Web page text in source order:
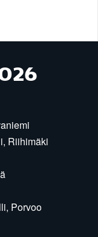
Riihimäki
Porvoo